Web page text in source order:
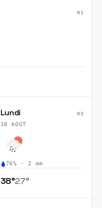
01
Lundi
10 AOÛT
03
76% ·2 mm
38°27°